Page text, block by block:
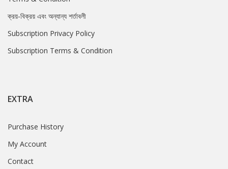
ক্রয়-বিক্রয় এবং অন্যান্য শর্তাবলী
Subscription Privacy Policy
Subscription Terms & Condition
EXTRA
Purchase History
My Account
Contact